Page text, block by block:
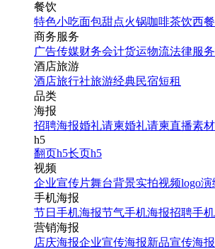
餐饮
特色小吃面包甜点火锅咖啡茶饮西餐
商务服务
广告传媒财务会计货运物流法律服务
酒店旅游
酒店旅行社旅游经典民宿短租
品类
海报
招聘海报婚礼请柬婚礼请柬直播素材
h5
翻页h5长页h5
视频
企业宣传片舞台背景实拍视频logo演
手机海报
节日手机海报节气手机海报招聘手
营销海报
店庆海报企业宣传海报新品宣传海报